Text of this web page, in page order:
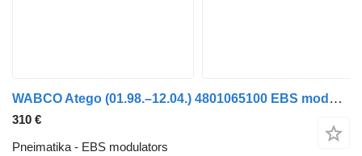
WABCO Atego (01.98.–12.04.) 4801065100 EBS modulators paredzēts Mercedes-Benz Atego, Atego 2, Atego 3 (1996-) kravas automašīnas
310 €
Pneimatika - EBS modulators